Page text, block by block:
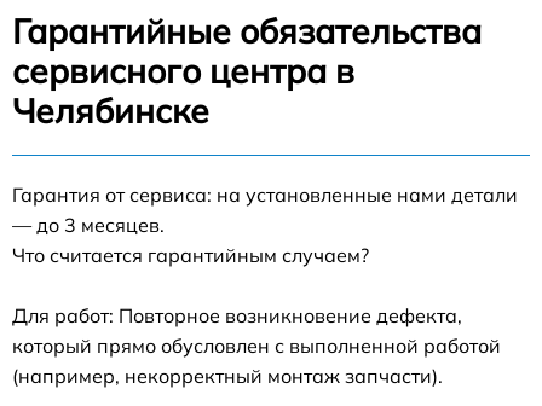
Гарантийные обязательства
сервисного центра в
Челябинске
Гарантия от сервиса: на установленные нами детали
— до 3 месяцев.
Что считается гарантийным случаем?
Для работ: Повторное возникновение дефекта,
который прямо обусловлен с выполненной работой
(например, некорректный монтаж запчасти).